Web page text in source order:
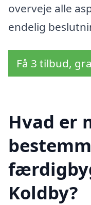
overveje alle
endelig
Få 3 tilbud,
Hvad er
Koldby?